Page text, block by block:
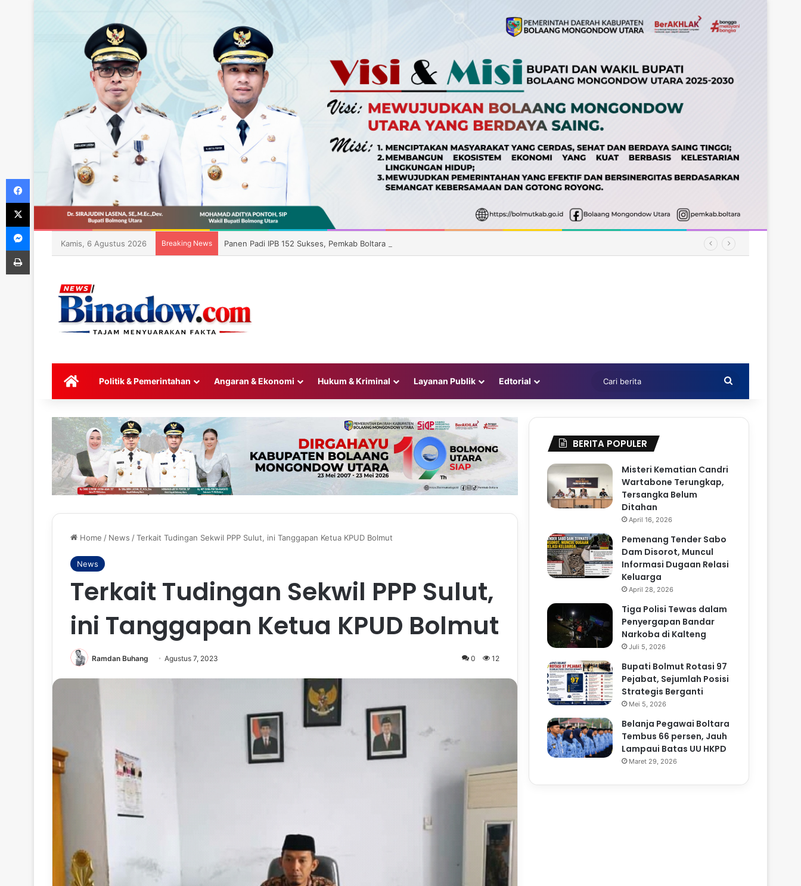
Kamis, 6 Agustus 2026 Breaking News Panen Padi IPB 152 Sukses, Pemkab Boltara Siapkan Distribusi Benih ke Enam Kecamatan
HOMEPolitik & Pemerintahan Angaran & Ekonomi Hukum & Kriminal Layanan Publik Edtorial
berita
Home / News /Terkait Tudingan Sekwil PPP Sulut, ini Tanggapan Ketua KPUD Bolmut
News
Terkait Tudingan Sekwil PPP Sulut,
ini Tanggapan Ketua KPUD Bolmut
Ramdan Buhang Agustus 7, 2023 0 12
BERITA POPULER
Misteri Kematian Candri
Wartabone Terungkap,
Tersangka Belum
Ditahan
April 16, 2026
Pemenang Tender Sabo
Dam Disorot, Muncul
Informasi Dugaan Relasi
Keluarga
April 28, 2026
Tiga Polisi Tewas dalam
Penyergapan Bandar
Narkoba di Kalteng
Juli 5, 2026
Bupati Bolmut Rotasi 97
Pejabat, Sejumlah Posisi
Strategis Berganti
Mei 5, 2026
Belanja Pegawai Boltara
Tembus 66 persen, Jauh
Lampaui Batas UU HKPD
Maret 29, 2026